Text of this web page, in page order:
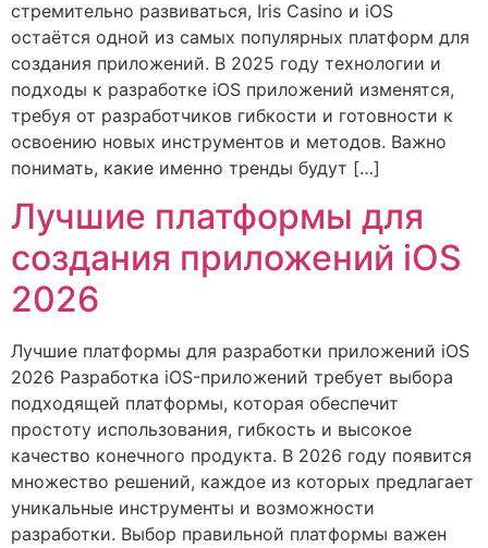
стремительно развиваться, Iris Casino и iOS
остаётся одной из самых популярных платформ для
создания приложений. В 2025 году технологии и
подходы к разработке iOS приложений изменятся,
требуя от разработчиков гибкости и готовности к
освоению новых инструментов и методов. Важно
понимать, какие именно тренды будут […]
Лучшие платформы для
создания приложений iOS
2026
Лучшие платформы для разработки приложений iOS
2026 Разработка iOS-приложений требует выбора
подходящей платформы, которая обеспечит
простоту использования, гибкость и высокое
качество конечного продукта. В 2026 году появится
множество решений, каждое из которых предлагает
уникальные инструменты и возможности
разработки. Выбор правильной платформы важен